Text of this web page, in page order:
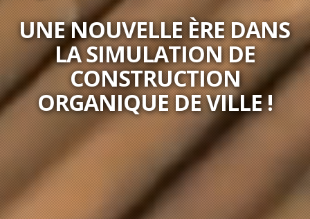
UNE NOUVELLE ÈRE DANS
LA SIMULATION DE
CONSTRUCTION
ORGANIQUE DE VILLE !